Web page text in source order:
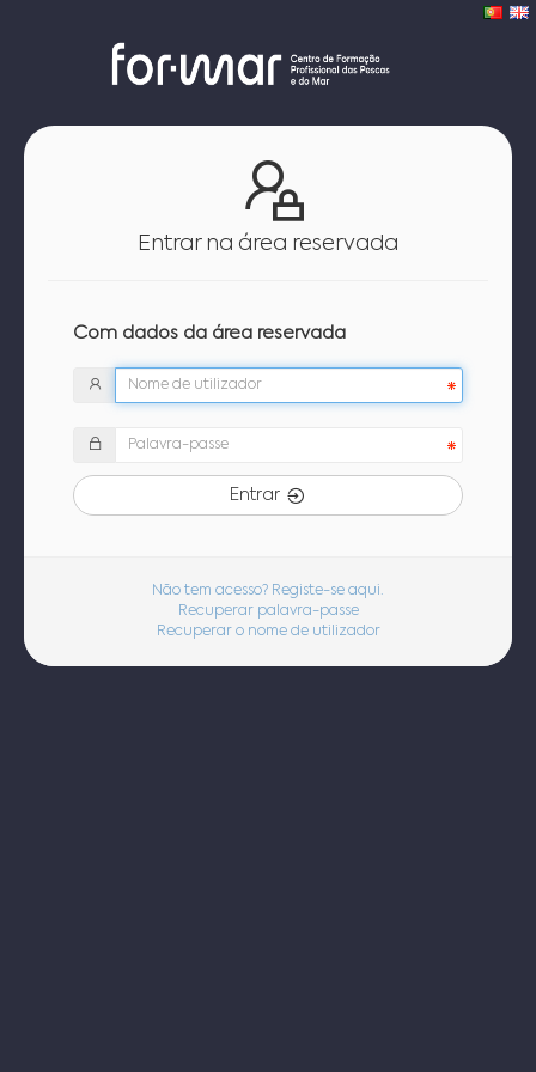
Entrar na área reservada
Com dados da área reservada
Entrar
Não tem acesso? Registe-se aqui.
Recuperar palavra-passe
Recuperar o nome de utilizador